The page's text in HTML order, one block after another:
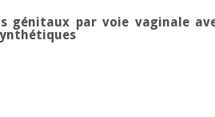
génitaux par voie vaginale